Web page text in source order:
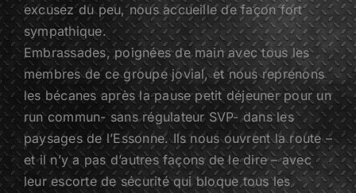
excusez du peu, nous accueille de façon fort
sympathique.
Embrassades, poignées de main avec tous les
membres de ce groupe jovial, et nous reprenons
les bécanes après la pause petit déjeuner pour un
run commun- sans régulateur SVP- dans les
paysages de l’Essonne. Ils nous ouvrent la route –
et il n’y a pas d’autres façons de le dire – avec
leur escorte de sécurité qui bloque tous les